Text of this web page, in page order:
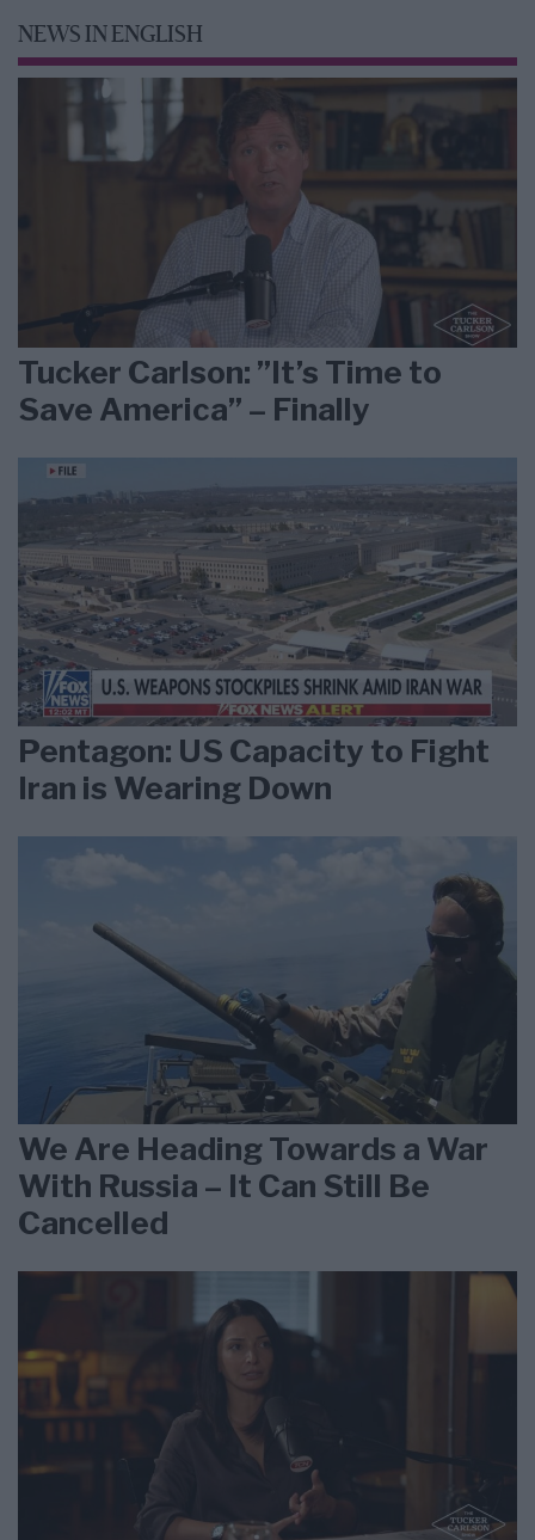
NEWS IN ENGLISH
Tucker Carlson: ”It’s Time to
Save America” – Finally
Pentagon: US Capacity to Fight
Iran is Wearing Down
We Are Heading Towards a War
With Russia – It Can Still Be
Cancelled